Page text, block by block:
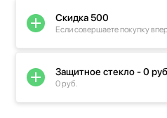
Скидка 500
Если совершаете покупку
Защитное стекло - 0
0 руб.